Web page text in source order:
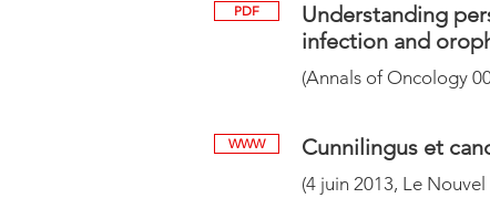
PDF
Understanding
infection and
(Annals of Oncology
WWW Cunnilingus et
(4 juin 2013, Le